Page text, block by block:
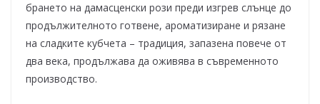
брането на дамасценски рози преди изгрев слънце до
продължителното готвене, ароматизиране и рязане
на сладките кубчета – традиция, запазена повече от
два века, продължава да оживява в съвременното
производство.